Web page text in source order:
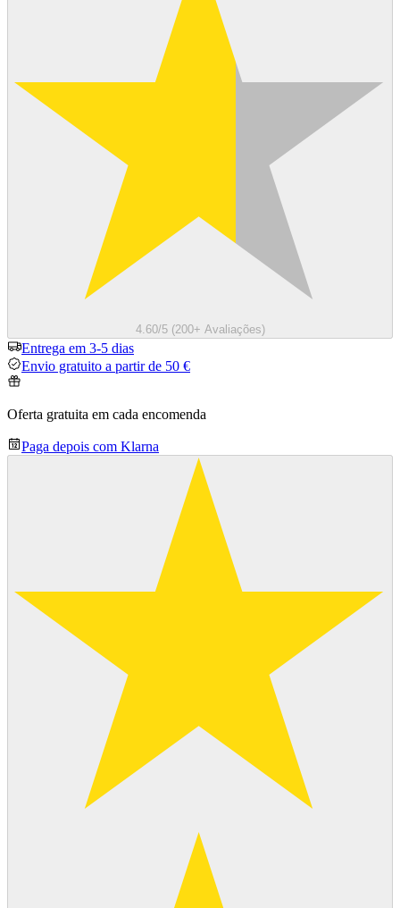
4.60/5 (200+ Avaliações)
Entrega em 3-5 dias
Envio gratuito a partir de 50 €
Oferta gratuita em cada encomenda
Paga depois com Klarna